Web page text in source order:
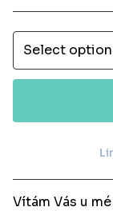
Vítám Vás u